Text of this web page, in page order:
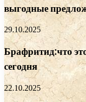
выгодные
29.10.2025
Брафритид:что
сегодня
22.10.2025